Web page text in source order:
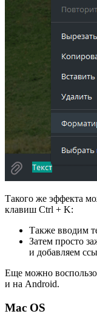
Такого же эффекта
клавиш Ctrl + K:
Также вводим
Затем просто
и добавляем
Еще можно
и на Android.
Mac OS